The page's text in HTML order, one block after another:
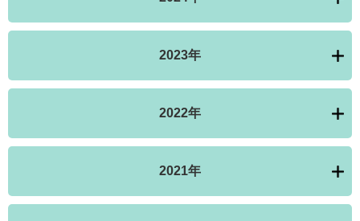
2023年
2022年
2021年